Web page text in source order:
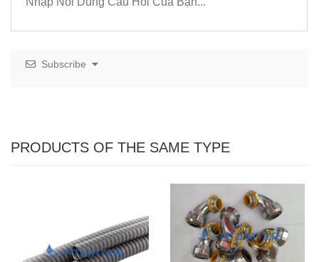
Subscribe
PRODUCTS OF THE SAME TYPE